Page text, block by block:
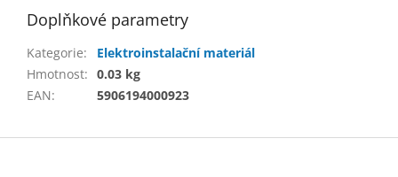
Doplňkové parametry
Kategorie:
Elektroinstalační materiál
Hmotnost: 0.03 kg
EAN: 5906194000923
Z